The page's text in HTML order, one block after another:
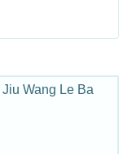
Wang Le Ba